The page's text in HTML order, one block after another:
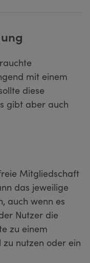
mit einem
diese
gibt aber auch
Mitgliedschaft
das jeweilige
auch wenn es
Nutzer die
zu einem
nutzen oder ein